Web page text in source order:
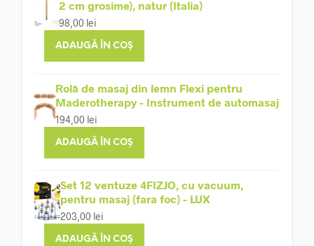
2 cm grosime), natur (Italia)
98,00 lei
ADAUGĂ ÎN COȘ
Rolă de masaj din lemn Flexi pentru
Maderotherapy - Instrument de automasaj
194,00 lei
ADAUGĂ ÎN COȘ
Set 12 ventuze 4FIZJO, cu vacuum,
pentru masaj (fara foc) - LUX
203,00 lei
ADAUGĂ ÎN COȘ